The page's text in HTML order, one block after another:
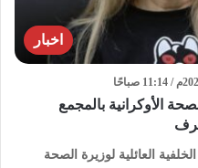
اخبار
الأوكرانية بالمجمع
العائلية لوزيرة الصحة